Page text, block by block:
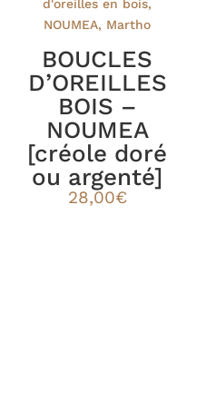
BOUCLES
D’OREILLES
BOIS –
NOUMEA
[créole doré
ou argenté]
28,00€